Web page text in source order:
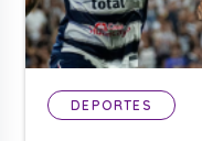
DEPORTES